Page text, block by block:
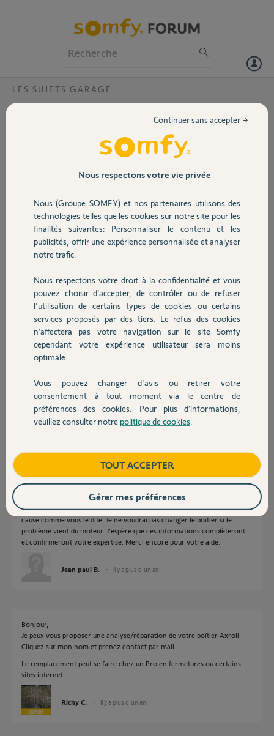
Volet
Sécurité
Domotique
Chauffage
Autres produits
Devis avec un pro
Contact
LES SUJETS GARAGE
panne porte déroulante?
Bonjour, J'ai une panne intempestive sur ma porte de garage que j'ai
installée en 2015. Arrêt pendant la descente puis moteur toujours
alimenté puis arrêt moteur en appuyant sur la télécommande. après
quelques secondes le cycle M/D s'effectue bien. Hélas le problème
revient. Récepteur Axroll ns Code évènement C1 C2 C4 C6 CA
Jean paul B.
il y a plus d'un an
Réponses
Bonjour,
pourrait être en dérangement, il faudra le réparer ou le remplacer.
Richy C. il y a plus d'un an
Merci, pour votre aide,Richy. J'ai vérifier le contact arrêt d'urgence et la
barre "palpeuse" ils fonctionnent bien. Les bornes montée/descente sont
toutes les deux alimentées à chaque commandes. Ma question est: La
sélection M/D se fait-elle dans le moteur? Sinon la carte est peut être en
cause comme vous le dite. Je ne voudrai pas changer le boitier si le
problème vient du moteur. J'espère que ces informations complèteront
et confirmeront votre expertise. Merci encore pour votre aide.
Jean paul B. il y a plus d'un an
Bonjour,
Je peux vous proposer une analyse/réparation de votre boîtier Axroll.
Cliquez sur mon nom et prenez contact par mail.
Le remplacement peut se faire chez un Pro en fermetures ou certains
sites internet.
Richy C. il y a plus d'un an
Nous respectons votre vie privée
Nous (Groupe SOMFY) et nos partenaires utilisons des
technologies telles que les cookies sur notre site pour les
finalités suivantes: Personnaliser le contenu et les
publicités, offrir une expérience personnalisée et analyser
notre trafic.
Nous respectons votre droit à la confidentialité et vous
pouvez choisir d’accepter, de contrôler ou de refuser
l'utilisation de certains types de cookies ou certains
services proposés par des tiers. Le refus des cookies
n’affectera pas votre navigation sur le site Somfy
cependant votre expérience utilisateur sera moins
optimale.
Vous pouvez changer d'avis ou retirer votre
consentement à tout moment via le centre de
préférences des cookies. Pour plus d’informations,
veuillez consulter notre politique de cookies
Continuer sans accepter →
TOUT ACCEPTER
Gérer mes préférences